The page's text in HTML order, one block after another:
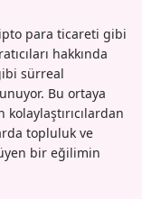
para ticareti gibi
hakkında
sürreal
Bu ortaya
topluluk ve
bir eğilimin